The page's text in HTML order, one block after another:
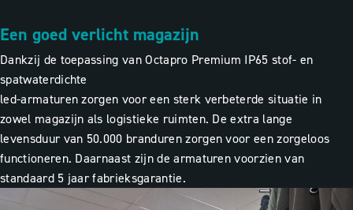
Een goed verlicht magazijn
Dankzij de toepassing van Octapro Premium IP65 stof- en
spatwaterdichte
led-armaturen zorgen voor een sterk verbeterde situatie in
zowel magazijn als logistieke ruimten. De extra lange
levensduur van 50.000 branduren zorgen voor een zorgeloos
functioneren. Daarnaast zijn de armaturen voorzien van
standaard 5 jaar fabrieksgarantie.